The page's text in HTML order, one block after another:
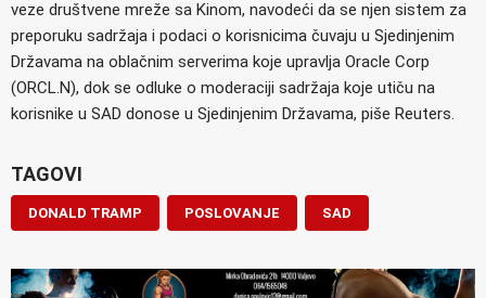
veze društvene mreže sa Kinom, navodeći da se njen sistem za
preporuku sadržaja i podaci o korisnicima čuvaju u Sjedinjenim
Državama na oblačnim serverima koje upravlja Oracle Corp
(ORCL.N), dok se odluke o moderaciji sadržaja koje utiču na
korisnike u SAD donose u Sjedinjenim Državama, piše Reuters.
TAGOVI
DONALD TRAMP POSLOVANJE SAD